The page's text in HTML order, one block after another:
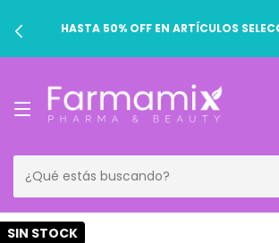
HASTA 50% OFF EN ARTÍCULOS
SIN STOCK